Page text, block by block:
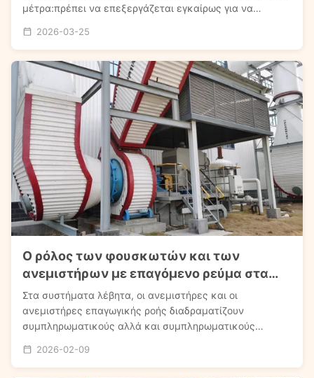
μέτρα:πρέπει να επεξεργάζεται εγκαίρως για να
σωλήνας επιστροφής του ελαίου είναι μπλοκαρισμένος,
καθαρό κύκ...
2026-03-25
Ο ρόλος των φουσκωτών και των
ανεμιστήρων με επαγόμενο ρεύμα στα
συστήματα λέβητα
Στα συστήματα λέβητα, οι ανεμιστήρες και οι
ανεμιστήρες επαγωγικής ροής διαδραματίζουν
συμπληρωματικούς αλλά και συμπληρωματικούς
ροής αέρα και την αποδοτικότητα καύσης. Ο
2026-02-09